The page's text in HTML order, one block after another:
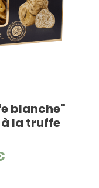
blanche"
la truffe